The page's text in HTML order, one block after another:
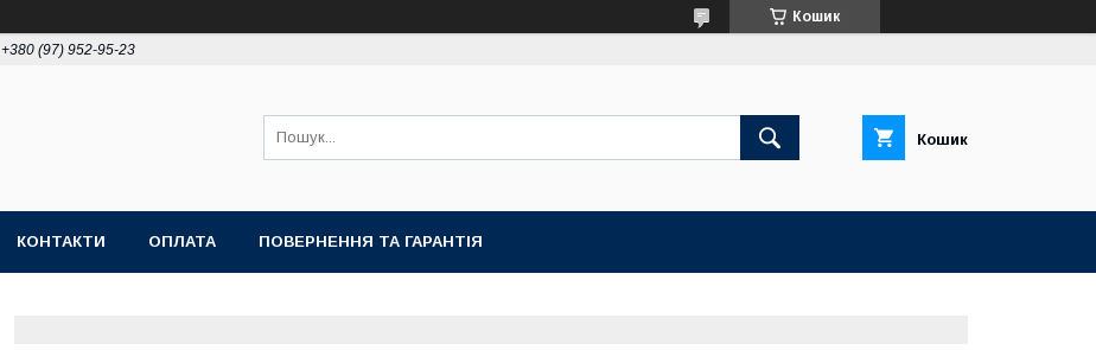
Кошик
+380 (97) 952-95-23
Кошик
КОНТАКТИ ОПЛАТА ПОВЕРНЕННЯ ТА ГАРАНТІЯ